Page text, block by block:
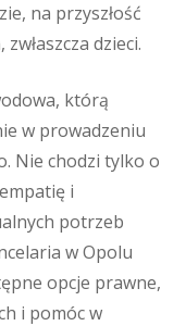
na przyszłość
dzieci.
którą
w prowadzeniu
Nie chodzi tylko o
i
potrzeb
w Opolu
opcje prawne,
i pomóc w